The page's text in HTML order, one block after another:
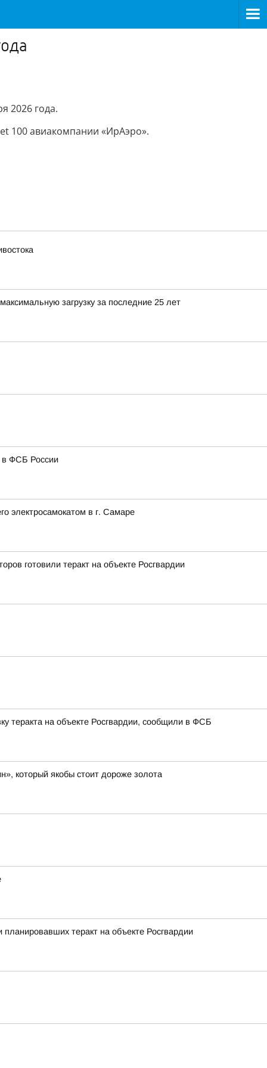
2026 года.
100 авиакомпании «ИрАэро».
загрузку за последние 25 лет
в ФСБ России
электросамокатом в г. Самаре
готовили теракт на объекте Росгвардии
теракта на объекте Росгвардии, сообщили в ФСБ
который якобы стоит дороже золота
теракт на объекте Росгвардии